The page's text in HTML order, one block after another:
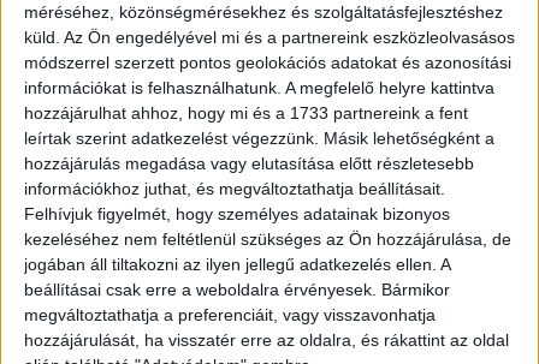
méréséhez, közönségmérésekhez és szolgáltatásfejlesztéshez
küld. Az Ön engedélyével mi és a partnereink eszközleolvasásos
módszerrel szerzett pontos geolokációs adatokat és azonosítási
információkat is felhasználhatunk. A megfelelő helyre kattintva
hozzájárulhat ahhoz, hogy mi és a 1733 partnereink a fent
leírtak szerint adatkezelést végezzünk. Másik lehetőségként a
hozzájárulás megadása vagy elutasítása előtt részletesebb
információkhoz juthat, és megváltoztathatja beállításait.
Felhívjuk figyelmét, hogy személyes adatainak bizonyos
kezeléséhez nem feltétlenül szükséges az Ön hozzájárulása, de
jogában áll tiltakozni az ilyen jellegű adatkezelés ellen. A
beállításai csak erre a weboldalra érvényesek. Bármikor
megváltoztathatja a preferenciáit, vagy visszavonhatja
hozzájárulását, ha visszatér erre az oldalra, és rákattint az oldal
Egy új kezdet korszaka – interjú az RTL
menedzsmentjével
Média 2023. március 24.
A minden korábbinál nagyobb technológiai és szervezeti
transzformációról, az üzleti és streamingpiaci
eredményekről és tervekről is beszéltek az RTL nyolcfős